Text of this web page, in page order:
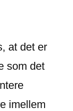
at det er
som det
imellem